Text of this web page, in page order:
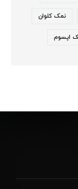
نمک کلوان
اپسوم